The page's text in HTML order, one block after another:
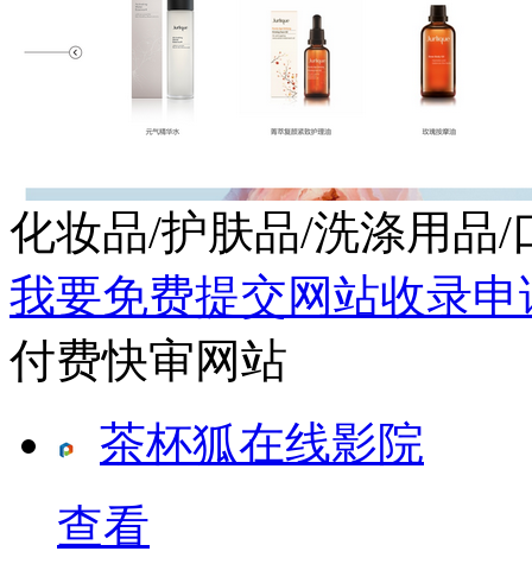
化妆品/护肤品/洗涤用品
我要免费提交网站收录申
付费快审网站
茶杯狐在线影院
查看